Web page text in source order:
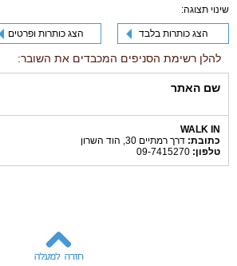
שינוי תצוגה:
הצג כותרות בלבד הצג כותרות ופרטים
להלן רשימת הסניפים המכבדים את השובר:
שם האתר
WALK IN
כתובת: דרך רמתיים 30, הוד השרון
טלפון: